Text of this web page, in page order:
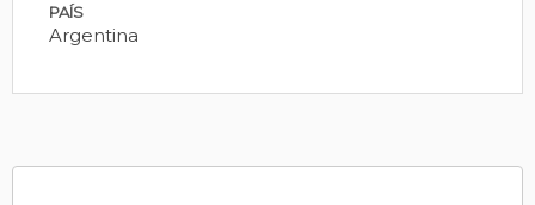
PAÍS
Argentina